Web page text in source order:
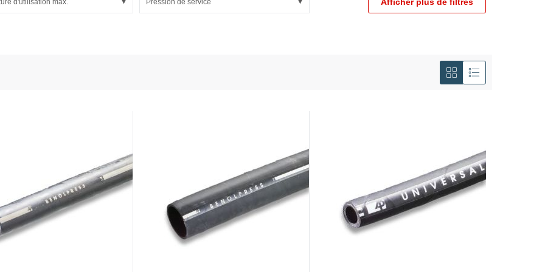
des capteurs et de l'énergie
Afficher
en
GrilleListe